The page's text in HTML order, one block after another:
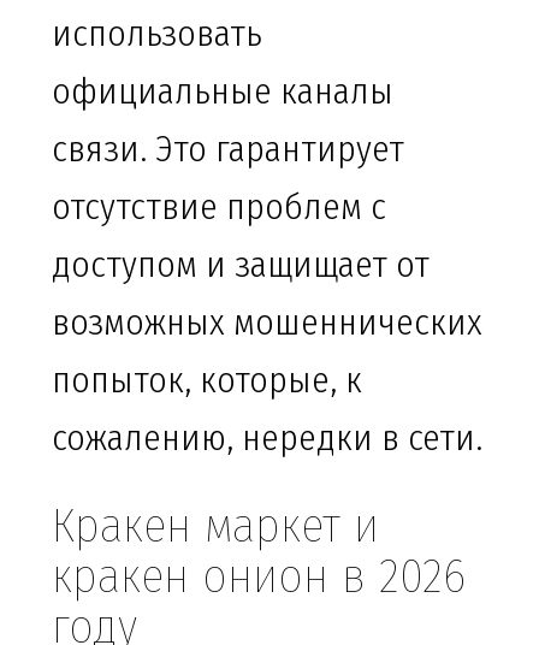
использовать
официальные каналы
связи. Это гарантирует
отсутствие проблем с
доступом и защищает от
возможных мошеннических
попыток, которые, к
сожалению, нередки в сети.
Кракен маркет и
кракен онион в 2026
году